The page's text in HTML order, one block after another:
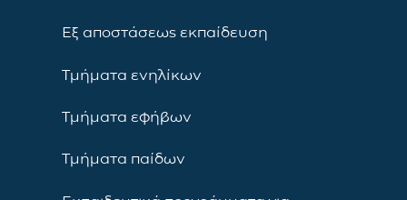
Εξ αποστάσεως εκπαίδευση
Τμήματα ενηλίκων
Τμήματα εφήβων
Τμήματα παίδων